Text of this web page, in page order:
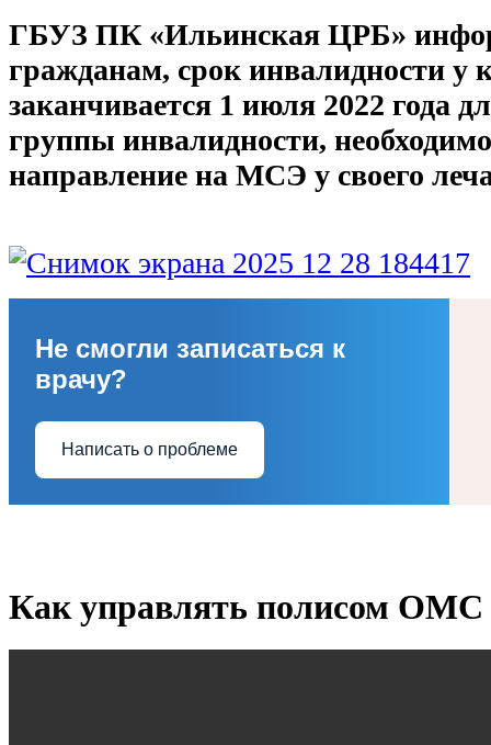
ГБУЗ ПК «Ильинская ЦРБ»
гражданам, срок инвалидности у
заканчивается 1 июля 2022 года
группы инвалидности,
направление на МСЭ у своего
Не смогли записаться к
врачу?
Написать о проблеме
Как управлять полисом ОМС